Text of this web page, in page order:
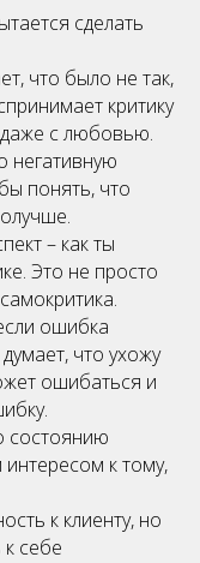
сделать
что было не так,
критику
с любовью.
негативную
понять, что
– как ты
Это не просто
ошибка
что ухожу
ошибаться и
состоянию
к тому,
к клиенту, но
себе